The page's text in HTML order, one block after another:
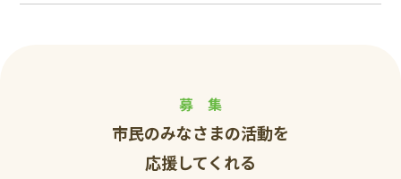
募 集
市民のみなさまの活動を
応援してくれる